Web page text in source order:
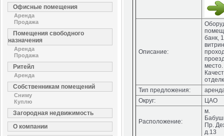
Офисные помещения
Аренда
Продажа
Помещения свободного
назначения
Аренда
Продажа
Ритейл
Аренда
Собственникам помещений
Сниму
Куплю
Загородная недвижимость
О компании
Описание:
банк,
место.
Тип предложения:
Округ:
ЦАО
Расположение:
м.
Пр.
д.13